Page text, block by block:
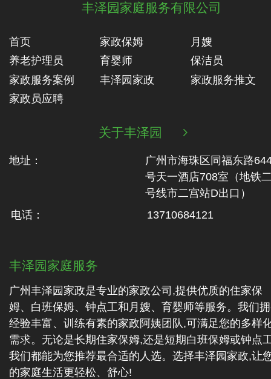
丰泽园家庭服务有限公司
首页 家政保姆
月嫂
养老护理员
育婴师
保洁员
家政服务案例
丰泽园家政
家政服务推文
家政员应聘
关于丰泽园 
地址：
广州市海珠区同福东路
号天一酒店708室（地铁‬
号线市二‬宫站D出口）
电话：
13710684121
丰泽园家庭服务
广州丰泽园家政是专业的家政公司,提供优质的住家保
姆、白班保姆、钟点工和月嫂、育婴师等服务。我们
经验丰富、训练有素的家政阿姨团队,可满足您的多样
需求。无论是长期住家保姆,还是短期白班保姆或钟点
我们都能为您推荐最合适的人选。选择丰泽园家政,让
的家庭生活更轻松、舒心!